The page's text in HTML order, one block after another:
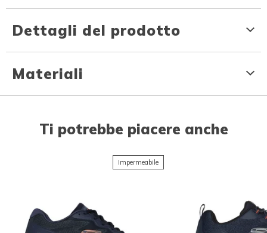
Dettagli del prodotto
Materiali
Ti potrebbe piacere anche
Impermeabile